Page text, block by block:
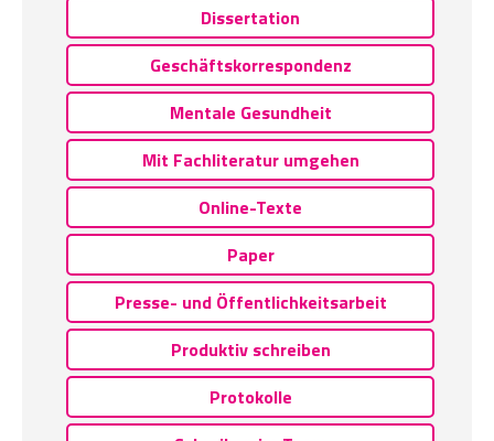
Dissertation
Geschäftskorrespondenz
Mentale Gesundheit
Mit Fachliteratur umgehen
Online-Texte
Paper
Presse- und Öffentlichkeitsarbeit
Produktiv schreiben
Protokolle